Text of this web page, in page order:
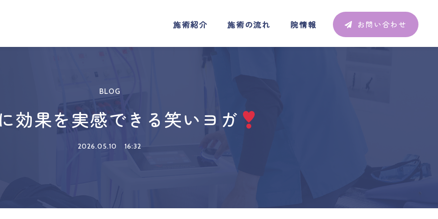
施術紹介 施術の流れ 院情報 お問い合わせ
施術紹介 施術の流れ 院情報 お問い合わせ
BLOG
効果を実感できる笑いヨガ
2026.05.10 16:32